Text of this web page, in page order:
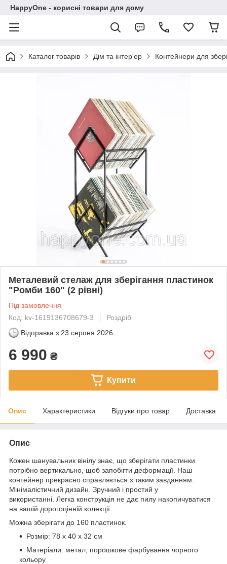
HappyOne - корисні товари для дому
Каталог товарів Дім та інтер'ер Контейнери для
Металевий стелаж для зберігання пластинок
"Ромби 160" (2 рівні)
Під замовлення
Код: kv-1619136708679-3
Роздріб
Відправка з 23 серпня 2026
6 990 ₴
Купити
Опис Характеристики Відгуки про товар Доставка
Опис
Кожен шанувальник вінілу знає, що зберігати пластинки
потрібно вертикально, щоб запобігти деформації. Наш
контейнер прекрасно справляється з таким завданням.
Мінімалістичний дизайн. Зручний і простий у
використанні. Легка конструкція не дає пилу накопичуватися
на вашій дорогоцінній колекції.
Можна зберігати до 160 пластинок.
Розмір: 78 х 40 х 32 см
Матеріали: метал, порошкове фарбування чорного
кольору